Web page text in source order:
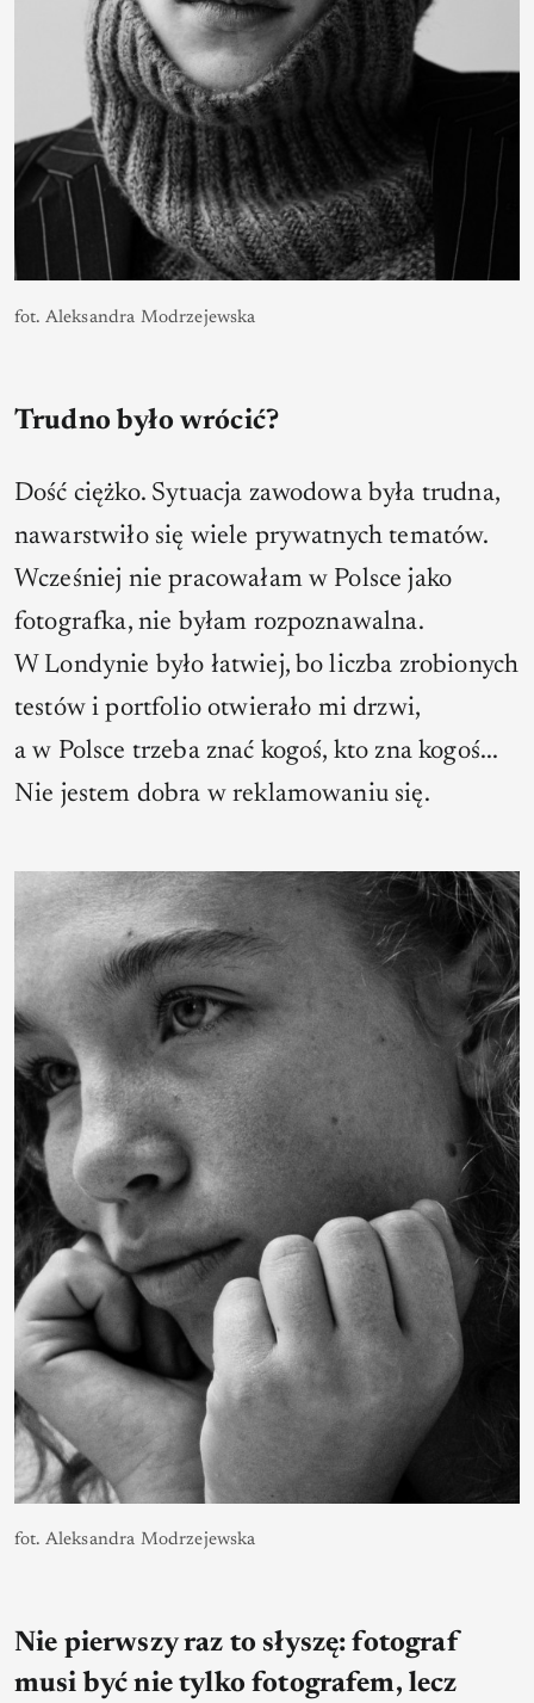
fot. Aleksandra Modrzejewska
Trudno było wrócić?
Dość ciężko. Sytuacja zawodowa była trudna,
nawarstwiło się wiele prywatnych tematów.
Wcześniej nie pracowałam w Polsce jako
fotografka, nie byłam rozpoznawalna.
W Londynie było łatwiej, bo liczba zrobionych
testów i portfolio otwierało mi drzwi,
a w Polsce trzeba znać kogoś, kto zna kogoś...
Nie jestem dobra w reklamowaniu się.
fot. Aleksandra Modrzejewska
Nie pierwszy raz to słyszę: fotograf
musi być nie tylko fotografem, lecz